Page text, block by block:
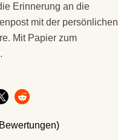
Erinnerung an die
mit der persönlichen
Mit Papier zum